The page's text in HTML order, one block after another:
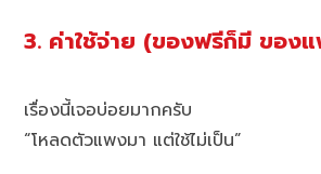
3. ค่าใช้จ่าย (ของฟรีก็มี ของ
เรื่องนี้เจอบ่อยมากครับ
“โหลดตัวแพงมา แต่ใช้ไม่เป็น”